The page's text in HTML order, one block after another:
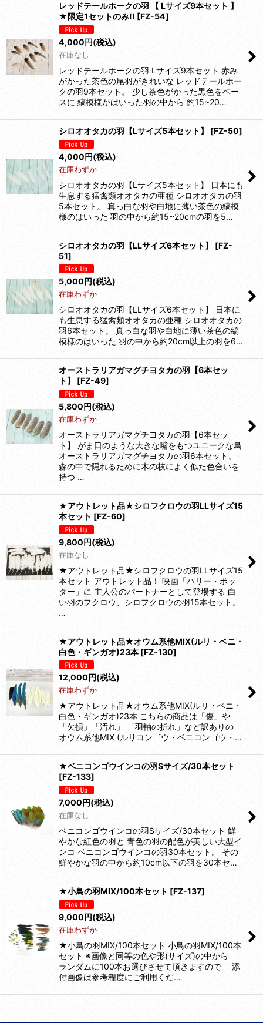
レッドテールホークの羽 【 Lサイズ9本セット 】
★限定1セットのみ!! [FZ-54]
4,000円(税込)
在庫なし
レッドテールホークの羽 Lサイズ9本セット 赤み
がかった茶色の尾羽がきれいな レッドテールホー
クの羽9本セット。 少し茶色がかった黒色をベー
スに 縞模様がはいった羽の中から 約15~20…
シロオオタカの羽【Lサイズ5本セット】 [FZ-50]
4,000円(税込)
在庫わずか
シロオオタカの羽【Lサイズ5本セット】 日本にも
生息する猛禽類オオタカの亜種 シロオオタカの羽
5本セット。 真っ白な羽や白地に薄い茶色の縞模
様のはいった 羽の中から約15~20cmの羽を5…
シロオオタカの羽【LLサイズ6本セット】 [FZ-
51]
5,000円(税込)
在庫わずか
シロオオタカの羽【LLサイズ6本セット】 日本に
も生息する猛禽類オオタカの亜種 シロオオタカの
羽6本セット。 真っ白な羽や白地に薄い茶色の縞
模様のはいった 羽の中から約20cm以上の羽を6…
オーストラリアガマグチヨタカの羽【6本セッ
ト】
[FZ-49]
5,800円(税込)
在庫わずか
オーストラリアガマグチヨタカの羽【6本セッ
ト】 がま口のような大きな嘴をもつユニークな鳥
オーストラリアガマグチヨタカの羽6本セット。
森の中で隠れるために木の枝によく似た色合いを
持つ …
★アウトレット品★シロフクロウの羽LLサイズ15
本セット [FZ-60]
9,800円(税込)
在庫なし
★アウトレット品★シロフクロウの羽LLサイズ15
本セット アウトレット品！ 映画「ハリー・ポッ
ター」に 主人公のパートナーとして登場する 白
い羽のフクロウ、シロフクロウの羽15本セット。
…
★アウトレット品★オウム系他MIX(ルリ・ベニ・
白色・ギンガオ)23本 [FZ-130]
12,000円(税込)
在庫わずか
★アウトレット品★オウム系他MIX(ルリ・ベニ・
白色・ギンガオ)23本 こちらの商品は「傷」や
「欠損」「汚れ」 「羽軸の折れ」など訳ありの
オウム系他MIX (ルリコンゴウ・ベニコンゴウ・…
★ベニコンゴウインコの羽Sサイズ/30本セット
[FZ-133]
7,000円(税込)
在庫なし
ベニコンゴウインコの羽Sサイズ/30本セット 鮮
やかな紅色の羽と 青色の羽の配色が美しい大型イ
ンコ ベニコンゴウインコの羽30本セット。 その
鮮やかな羽の中から約10cm以下の羽を30本セ…
★小鳥の羽MIX/100本セット [FZ-137]
9,000円(税込)
在庫わずか
★小鳥の羽MIX/100本セット 小鳥の羽MIX/100本
セット ※画像と同等の色や形(サイズ)の中から
ランダムに100本お選びさせて頂きますので 添
付画像は参考程度にご利用くだ…